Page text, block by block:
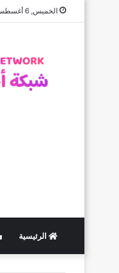
الخميس, 6 أغسطس 2026
الرئيسية